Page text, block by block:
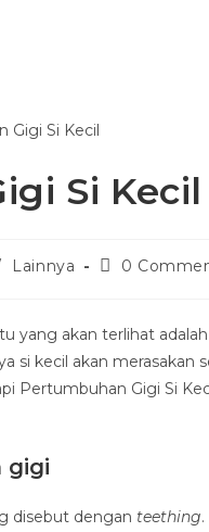
Si Kecil
Lainnya 0
yang akan terlihat
si kecil akan merasakan
Pertumbuhan Gigi Si
gigi
disebut dengan teething